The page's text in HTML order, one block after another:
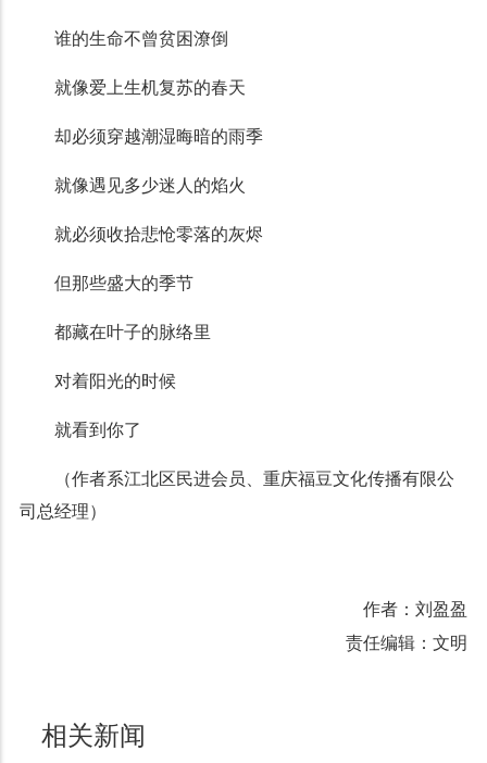
谁的生命不曾贫困潦倒
就像爱上生机复苏的春天
却必须穿越潮湿晦暗的雨季
就像遇见多少迷人的焰火
就必须收拾悲怆零落的灰烬
但那些盛大的季节
都藏在叶子的脉络里
对着阳光的时候
就看到你了
（作者系江北区民进会员、重庆福豆文化传播有限公
司总经理）
作者：刘盈盈
责任编辑：文明
相关新闻